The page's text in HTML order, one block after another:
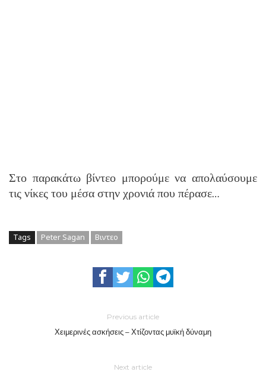
Στο παρακάτω βίντεο μπορούμε να απολαύσουμε
τις νίκες του μέσα στην χρονιά που πέρασε…
Tags Peter Sagan Βιντεο
Previous article
Χειμερινές ασκήσεις – Χτίζοντας μυϊκή δύναμη
Next article